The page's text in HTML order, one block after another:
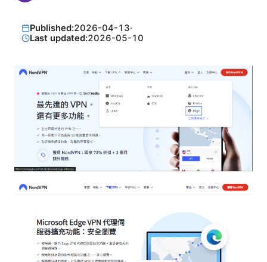
Published:2026-04-13·
Last updated:2026-05-10